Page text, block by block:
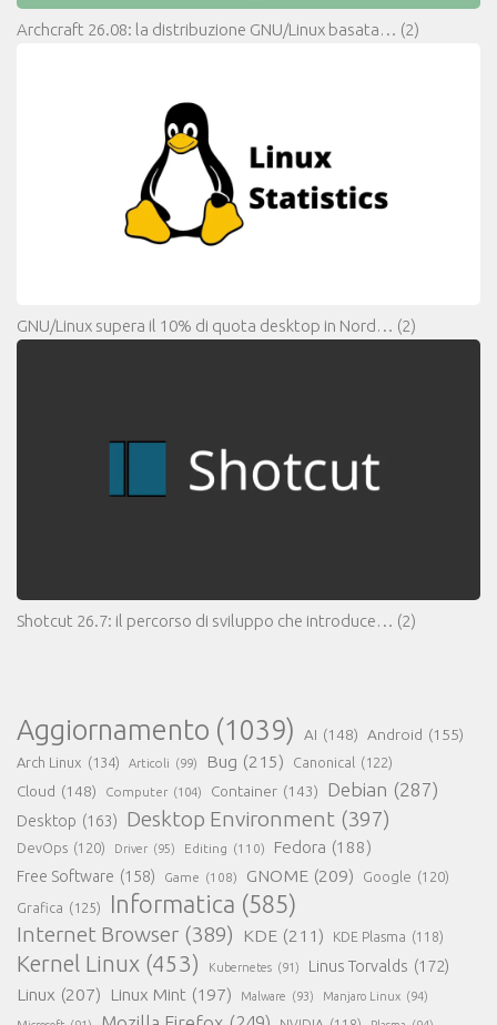
Archcraft 26.08: la distribuzione GNU/Linux basata… (2)
GNU/Linux supera il 10% di quota desktop in Nord… (2)
Shotcut 26.7: il percorso di sviluppo che introduce… (2)
Aggiornamento (1039) AI (148) Android (155)
Arch Linux (134) Articoli (99) Bug (215) Canonical (122)
Cloud (148) Computer (104) Container (143) Debian (287)
Desktop (163) Desktop Environment (397)
DevOps (120) Driver (95) Editing (110) Fedora (188)
Free Software (158) Game (108) GNOME (209) Google (120)
Grafica (125) Informatica (585)
Internet Browser (389) KDE (211) KDE Plasma (118)
Kernel Linux (453) Kubernetes (91) Linus Torvalds (172)
Linux (207) Linux Mint (197) Malware (93) Manjaro Linux (94)